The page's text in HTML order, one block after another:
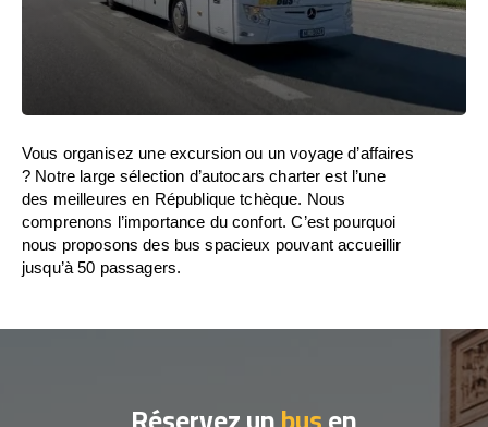
Vous organisez une excursion ou un voyage d’affaires
? Notre large sélection d’autocars charter est l’une
des meilleures en République tchèque. Nous
comprenons l’importance du confort. C’est pourquoi
nous proposons des bus spacieux pouvant accueillir
jusqu’à 50 passagers.